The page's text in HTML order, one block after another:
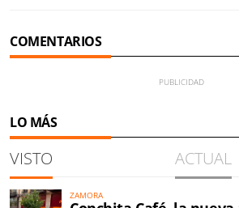
COMENTARIOS
LO MÁS
VISTO ACTUAL
ZAMORA